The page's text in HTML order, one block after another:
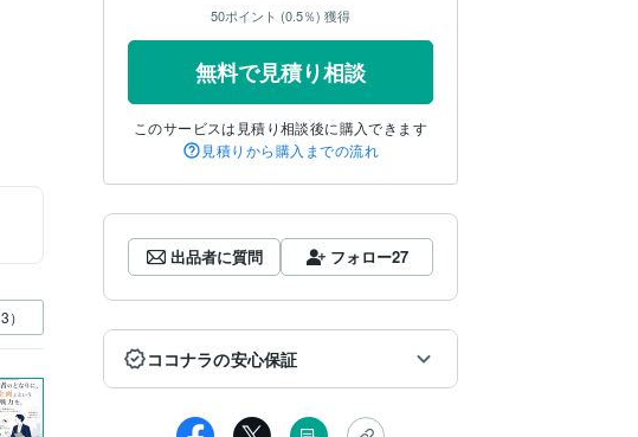
50ポイント (0.5％) 獲得
無料で見積り相談
このサービスは見積り相談後に購入できます
見積りから購入までの流れ
出品者に質問 フォロー27
ココナラの安心保証